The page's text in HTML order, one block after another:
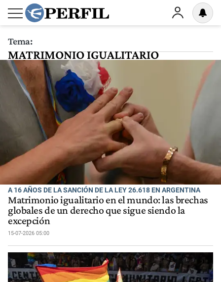
Tema:
MATRIMONIO IGUALITARIO
A 16 AÑOS DE LA SANCIÓN DE LA LEY 26.618 EN ARGENTINA
Matrimonio igualitario en el mundo: las brechas
globales de un derecho que sigue siendo la
excepción
15-07-2026 05:00